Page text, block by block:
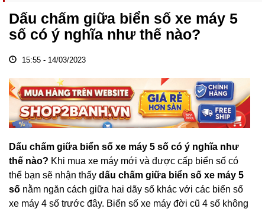
Dấu chấm giữa biển số xe máy 5
số có ý nghĩa như thế nào?
15:55 - 14/03/2023
Dấu chấm giữa biển số xe máy 5 số có ý nghĩa như
thế nào? Khi mua xe máy mới và được cấp biển số có
thể bạn sẽ nhận thấy dấu chấm giữa biển số xe máy 5
số nằm ngăn cách giữa hai dãy số khác với các biển số
xe máy 4 số trước đây. Biển số xe máy đời cũ 4 số không